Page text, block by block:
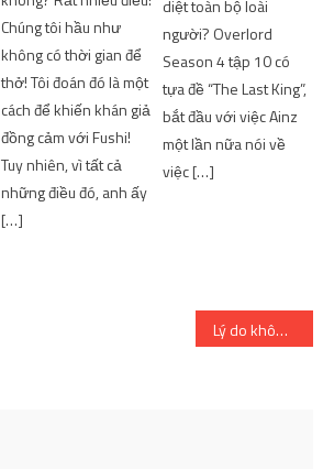
Chúng tôi hầu như
không có thời gian để
thở! Tôi đoán đó là một
cách để khiến khán giả
đồng cảm với Fushi!
Tuy nhiên, vì tất cả
những điều đó, anh ấy
[…]
diệt toàn bộ loài
người? Overlord
Season 4 tập 10 có
tựa đề “The Last King”,
bắt đầu với việc Ainz
một lần nữa nói về
việc […]
Lý do không ngờ khiến ngôn tình ngược trở thành “món ăn không thể thiếu” đối với giới trẻ